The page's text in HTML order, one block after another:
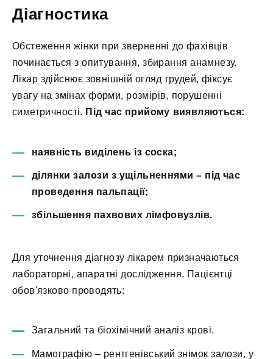
Діагностика
Обстеження жінки при зверненні до фахівців
починається з опитування, збирання анамнезу.
Лікар здійснює зовнішній огляд грудей, фіксує
увагу на змінах форми, розмірів, порушенні
симетричності. Під час прийому виявляються:
наявність виділень із соска;
ділянки залози з ущільненнями – під час
проведення пальпації;
збільшення пахвових лімфовузлів.
Для уточнення діагнозу лікарем призначаються
лабораторні, апаратні дослідження. Пацієнтці
обов'язково проводять:
Загальний та біохімічний аналіз крові.
Мамографію – рентгенівський знімок залози, у